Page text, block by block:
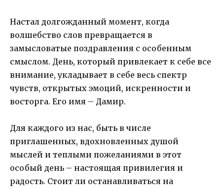
Настал долгожданный момент, когда
волшебство слов превращается в
замысловатые поздравления с особенным
смыслом. День, который привлекает к себе все
внимание, укладывает в себе весь спектр
чувств, открытых эмоций, искренности и
восторга. Его имя – Дамир.
Для каждого из нас, быть в числе
приглашенных, вдохновленных душой
мыслей и теплыми пожеланиями в этот
особый день – настоящая привилегия и
радость. Стоит ли останавливаться на